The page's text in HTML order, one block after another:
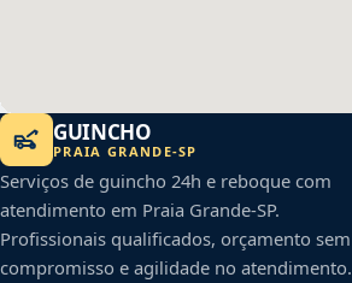
GUINCHO
PRAIA GRANDE-SP
Serviços de guincho 24h e reboque com
atendimento em Praia Grande-SP.
Profissionais qualificados, orçamento sem
compromisso e agilidade no atendimento.